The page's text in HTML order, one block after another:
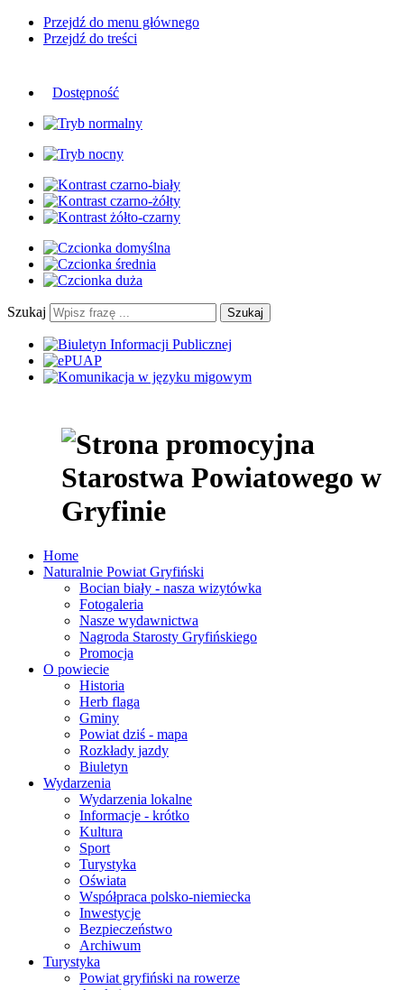
Przejdź do menu głównego
Przejdź do treści
Dostępność
Szukaj Szukaj
Home
Naturalnie Powiat Gryfiński
Bocian biały - nasza wizytówka
Fotogaleria
Nasze wydawnictwa
Nagroda Starosty Gryfińskiego
Promocja
O powiecie
Historia
Herb flaga
Gminy
Powiat dziś - mapa
Rozkłady jazdy
Biuletyn
Wydarzenia
Wydarzenia lokalne
Informacje - krótko
Kultura
Sport
Turystyka
Oświata
Współpraca polsko-niemiecka
Inwestycje
Bezpieczeństwo
Archiwum
Turystyka
Powiat gryfiński na rowerze